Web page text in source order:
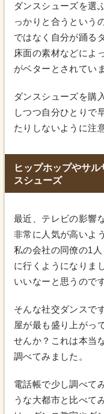
ダンスシューズを選
っかりと合うという
ではなく自分が踊る
床面の素材などによ
がベターとされてい
ダンスシューズを購
しつつ自分ひとりで
たりしないように注
ヒップホップやサ
スシューズ
最近、テレビの影響
非常に人気が高いよ
私の会社の同僚の1
に行くようになりま
いいなーと思うので
そんな社交ダンスで
屋が最も盛り上がっ
せんか？これは本当
調べてみました。
電話帳で少し調べて
うな大都市と比べて